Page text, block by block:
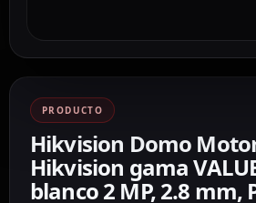
PRODUCTO
Hikvision Domo
Hikvision gama
blanco 2 MP, 2.8 mm,